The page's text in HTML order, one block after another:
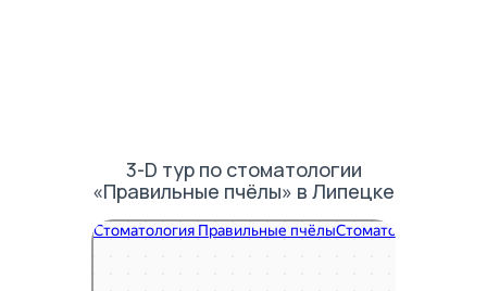
Правильные пчёлы
Стоматологическая клиника в Липецке
3-D тур по стоматологии
«Правильные пчёлы» в Липецке